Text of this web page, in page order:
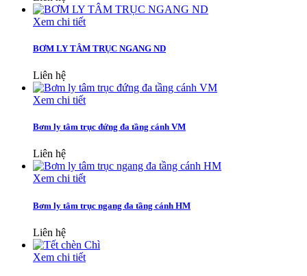
Xem chi tiết
BƠM LY TÂM TRỤC NGANG ND
Liên hệ
Xem chi tiết
Bơm ly tâm trục đứng đa tầng cánh VM
Liên hệ
Xem chi tiết
Bơm ly tâm trục ngang đa tầng cánh HM
Liên hệ
Xem chi tiết